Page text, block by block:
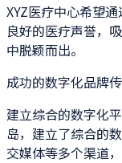
XYZ医疗中心希望
良好的医疗声誉，
中脱颖而出。
成功的数字化品牌传
建立综合的数字化
岛，建立了综合的
交媒体等多个渠道